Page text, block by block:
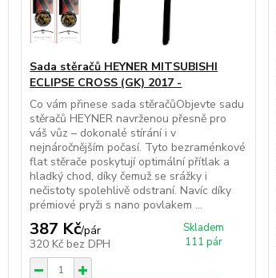
Sada stěračů HEYNER MITSUBISHI
ECLIPSE CROSS (GK) 2017 -
Co vám přinese sada stěračůObjevte sadu
stěračů HEYNER navrženou přesně pro
váš vůz – dokonalé stírání i v
nejnáročnějším počasí. Tyto bezraménkové
flat stěrače poskytují optimální přítlak a
hladký chod, díky čemuž se srážky i
nečistoty spolehlivě odstraní. Navíc díky
prémiové pryži s nano povlakem ...
387 Kč/pár
320 Kč bez DPH
Skladem
111 pár